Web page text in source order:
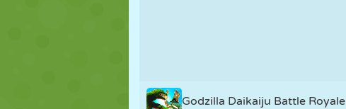
Godzilla Daikaiju Battle Royale